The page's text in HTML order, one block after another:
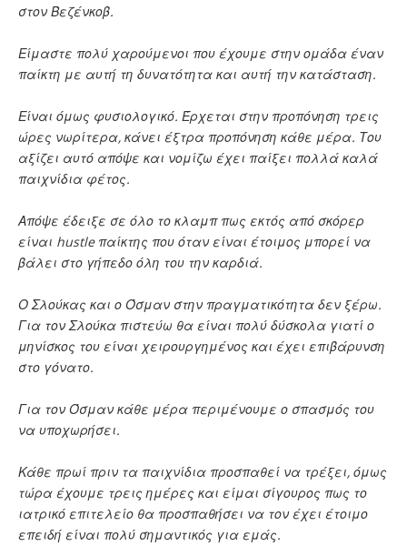
στον Βεζένκοβ.
Είμαστε πολύ χαρούμενοι που έχουμε στην ομάδα έναν
παίκτη με αυτή τη δυνατότητα και αυτή την κατάσταση.
Είναι όμως φυσιολογικό. Έρχεται στην προπόνηση τρεις
ώρες νωρίτερα, κάνει έξτρα προπόνηση κάθε μέρα. Του
αξίζει αυτό απόψε και νομίζω έχει παίξει πολλά καλά
παιχνίδια φέτος.
Απόψε έδειξε σε όλο το κλαμπ πως εκτός από σκόρερ
είναι hustle παίκτης που όταν είναι έτοιμος μπορεί να
βάλει στο γήπεδο όλη του την καρδιά.
Ο Σλούκας και ο Όσμαν στην πραγματικότητα δεν ξέρω.
Για τον Σλούκα πιστεύω θα είναι πολύ δύσκολα γιατί ο
μηνίσκος του είναι χειρουργημένος και έχει επιβάρυνση
στο γόνατο.
Για τον Όσμαν κάθε μέρα περιμένουμε ο σπασμός του
να υποχωρήσει.
Κάθε πρωί πριν τα παιχνίδια προσπαθεί να τρέξει, όμως
τώρα έχουμε τρεις ημέρες και είμαι σίγουρος πως το
ιατρικό επιτελείο θα προσπαθήσει να τον έχει έτοιμο
επειδή είναι πολύ σημαντικός για εμάς.